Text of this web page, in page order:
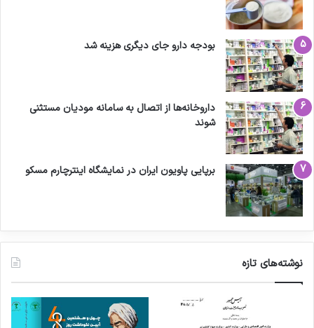
بودجه دارو جای دیگری هزینه شد
داروخانه‌ها از اتصال به سامانه مودیان مستثنی
شوند
برپایی پاویون ایران در نمایشگاه اینترچارم مسکو
نوشته‌های تازه